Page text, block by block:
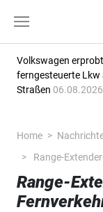
Volkswagen
ferngesteuerte Lkw
Straßen
Home
Range-
Range-